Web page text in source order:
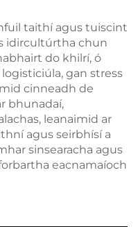
taithí agus tuiscint
idircultúrtha chun
do khilrí, ó
gan stress
cinneadh de
bhunadaí,
leanaimid ar
agus seirbhísí a
sinsearacha agus
eacnamaíoch